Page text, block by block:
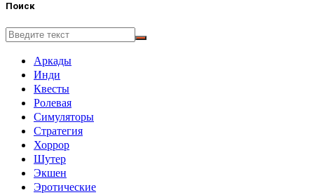
Поиск
Аркады
Инди
Квесты
Ролевая
Симуляторы
Стратегия
Хоррор
Шутер
Экшен
Эротические